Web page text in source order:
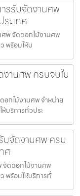
รรับจัดงานศพ
ะเทศ
ศพ จัดดอกไม้งานศพ
พร้อมให้บ
งานศพ ครบจบใน
อกไม้งานศพ จำหน่าย
บริการทั่วประ
บจัดงานศพ ครบ
ศ
จัดดอกไม้งานศพ
พร้อมให้บริการทั่